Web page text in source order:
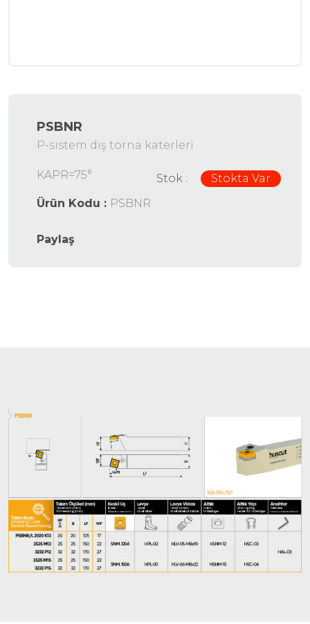
PSBNR
P-sistem dış torna katerleri
Stok : Stokta Var
KAPR=75°
Ürün Kodu : PSBNR
Paylaş